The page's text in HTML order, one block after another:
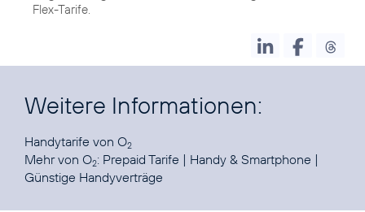
Flex-Tarife.
Weitere Informationen:
Handytarife von O2
Mehr von O2: Prepaid Tarife | Handy & Smartphone |
Günstige Handyverträge